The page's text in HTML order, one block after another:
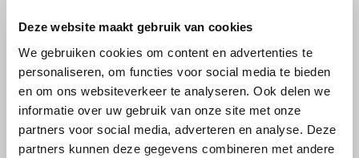
Deze website maakt gebruik van cookies
We gebruiken cookies om content en advertenties te
personaliseren, om functies voor social media te bieden
en om ons websiteverkeer te analyseren. Ook delen we
informatie over uw gebruik van onze site met onze
partners voor social media, adverteren en analyse. Deze
partners kunnen deze gegevens combineren met andere